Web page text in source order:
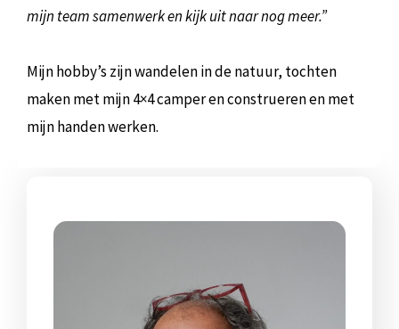
mijn team samenwerk en kijk uit naar nog meer.”
Mijn hobby’s zijn wandelen in de natuur, tochten
maken met mijn 4×4 camper en construeren en met
mijn handen werken.